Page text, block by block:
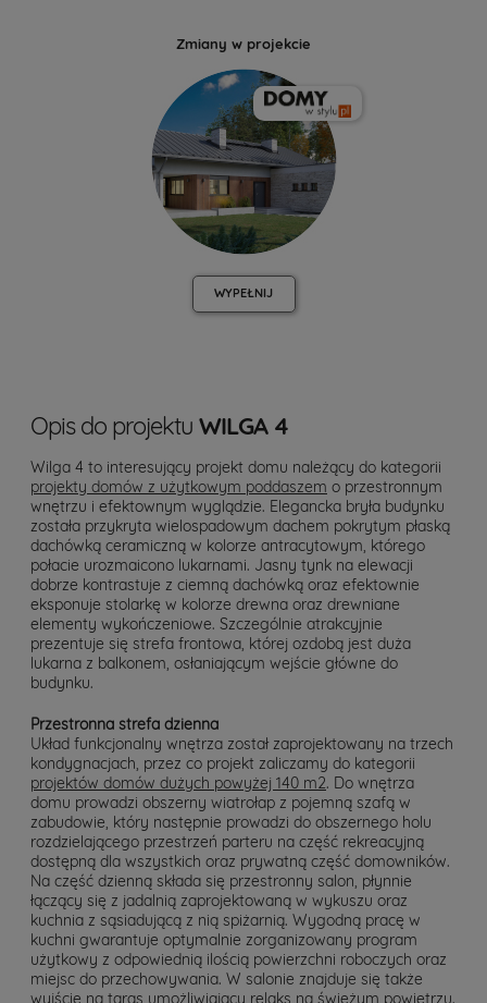
Zmiany w projekcie
WYPEŁNIJ
Opis do projektu WILGA 4
Wilga 4 to interesujący projekt domu należący do kategorii
projekty domów z użytkowym poddaszem o przestronnym
wnętrzu i efektownym wyglądzie. Elegancka bryła budynku
została przykryta wielospadowym dachem pokrytym płaską
dachówką ceramiczną w kolorze antracytowym, którego
połacie urozmaicono lukarnami. Jasny tynk na elewacji
dobrze kontrastuje z ciemną dachówką oraz efektownie
eksponuje stolarkę w kolorze drewna oraz drewniane
elementy wykończeniowe. Szczególnie atrakcyjnie
prezentuje się strefa frontowa, której ozdobą jest duża
lukarna z balkonem, osłaniającym wejście główne do
budynku.
Przestronna strefa dzienna
Układ funkcjonalny wnętrza został zaprojektowany na trzech
kondygnacjach, przez co projekt zaliczamy do kategorii
projektów domów dużych powyżej 140 m2. Do wnętrza
domu prowadzi obszerny wiatrołap z pojemną szafą w
zabudowie, który następnie prowadzi do obszernego holu
rozdzielającego przestrzeń parteru na część rekreacyjną
dostępną dla wszystkich oraz prywatną część domowników.
Na część dzienną składa się przestronny salon, płynnie
łączący się z jadalnią zaprojektowaną w wykuszu oraz
kuchnia z sąsiadującą z nią spiżarnią. Wygodną pracę w
kuchni gwarantuje optymalnie zorganizowany program
użytkowy z odpowiednią ilością powierzchni roboczych oraz
miejsc do przechowywania. W salonie znajduje się także
wyjście na taras umożliwiający relaks na świeżym powietrzu.